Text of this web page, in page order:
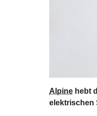
Alpine hebt
elektrischen